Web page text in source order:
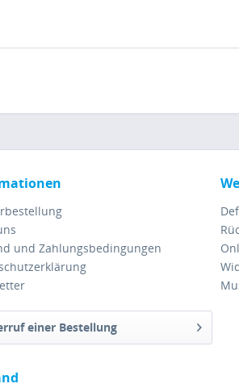
und Zahlungsbedingungen
einer Bestellung